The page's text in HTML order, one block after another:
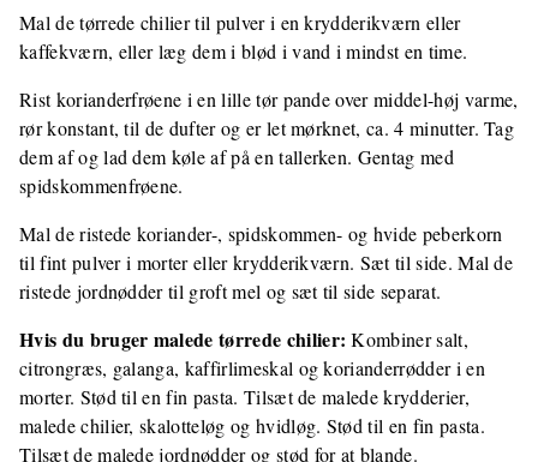
Mal de tørrede chilier til pulver i en krydderikværn eller
kaffekværn, eller læg dem i blød i vand i mindst en time.
Rist korianderfrøene i en lille tør pande over middel-høj varme,
rør konstant, til de dufter og er let mørknet, ca. 4 minutter. Tag
dem af og lad dem køle af på en tallerken. Gentag med
spidskommenfrøene.
Mal de ristede koriander-, spidskommen- og hvide peberkorn
til fint pulver i morter eller krydderikværn. Sæt til side. Mal de
ristede jordnødder til groft mel og sæt til side separat.
Hvis du bruger malede tørrede chilier: Kombiner salt,
citrongræs, galanga, kaffirlimeskal og korianderrødder i en
morter. Stød til en fin pasta. Tilsæt de malede krydderier,
malede chilier, skalotteløg og hvidløg. Stød til en fin pasta.
Tilsæt de malede jordnødder og stød for at blande.